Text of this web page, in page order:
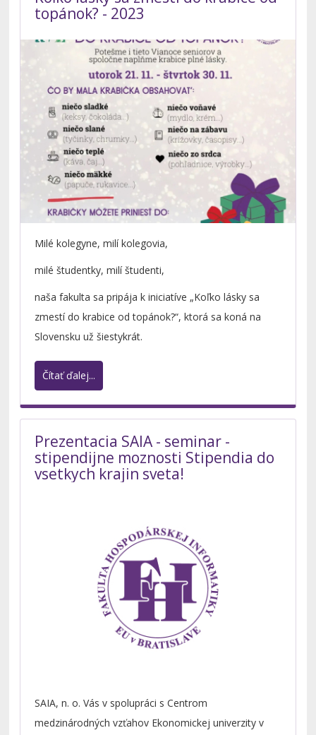
topánok? - 2023
Milé kolegyne, milí kolegovia,
milé študentky, milí študenti,
naša fakulta sa pripája k iniciatíve „Koľko lásky sa
zmestí do krabice od topánok?“, ktorá sa koná na
Slovensku už šiestykrát.
Čítať ďalej...
Prezentacia SAIA - seminar -
stipendijne moznosti Stipendia do
vsetkych krajin sveta!
SAIA, n. o. Vás v spolupráci s Centrom
medzinárodných vzťahov Ekonomickej univerzity v